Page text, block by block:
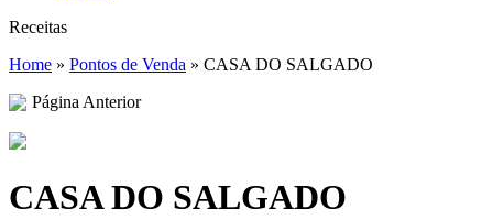
Receitas
Home » Pontos de Venda » CASA DO SALGADO
Página Anterior
CASA DO SALGADO